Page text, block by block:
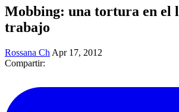
Mobbing: una tortura en el
trabajo
Rossana Ch Apr 17, 2012
Compartir: